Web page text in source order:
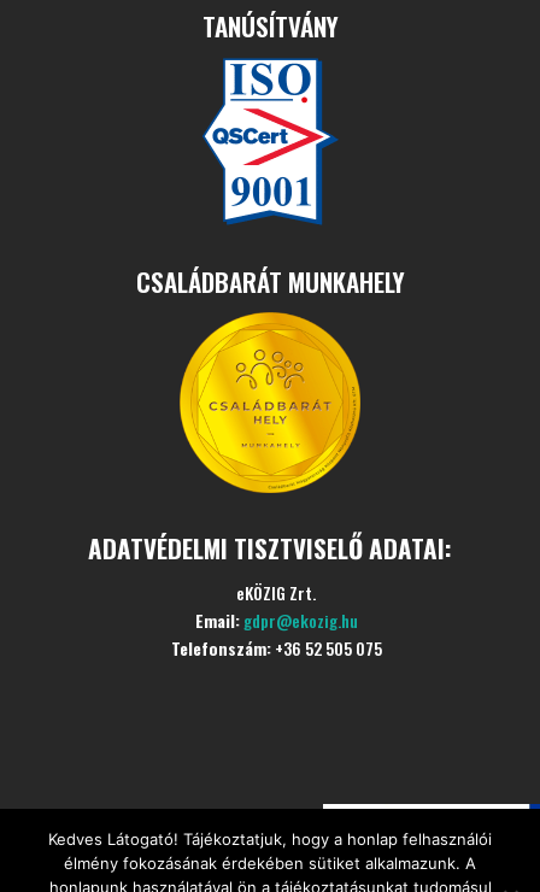
TANÚSÍTVÁNY
CSALÁDBARÁT MUNKAHELY
ADATVÉDELMI TISZTVISELŐ ADATAI:
eKÖZIG Zrt.
Email: gdpr@ekozig.hu
Telefonszám:+36 52 505 075
©Minden jogot fenntartvaCÍVIS Szociális Étkezési
Központ
Kedves Látogató! Tájékoztatjuk, hogy a honlap felhasználói
élmény fokozásának érdekében sütiket alkalmazunk. A
honlapunk használatával ön a tájékoztatásunkat tudomásul